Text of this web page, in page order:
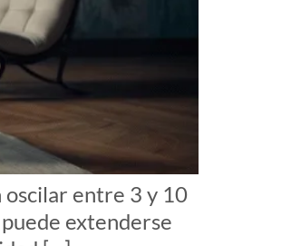
oscilar entre 3 y 10
extenderse